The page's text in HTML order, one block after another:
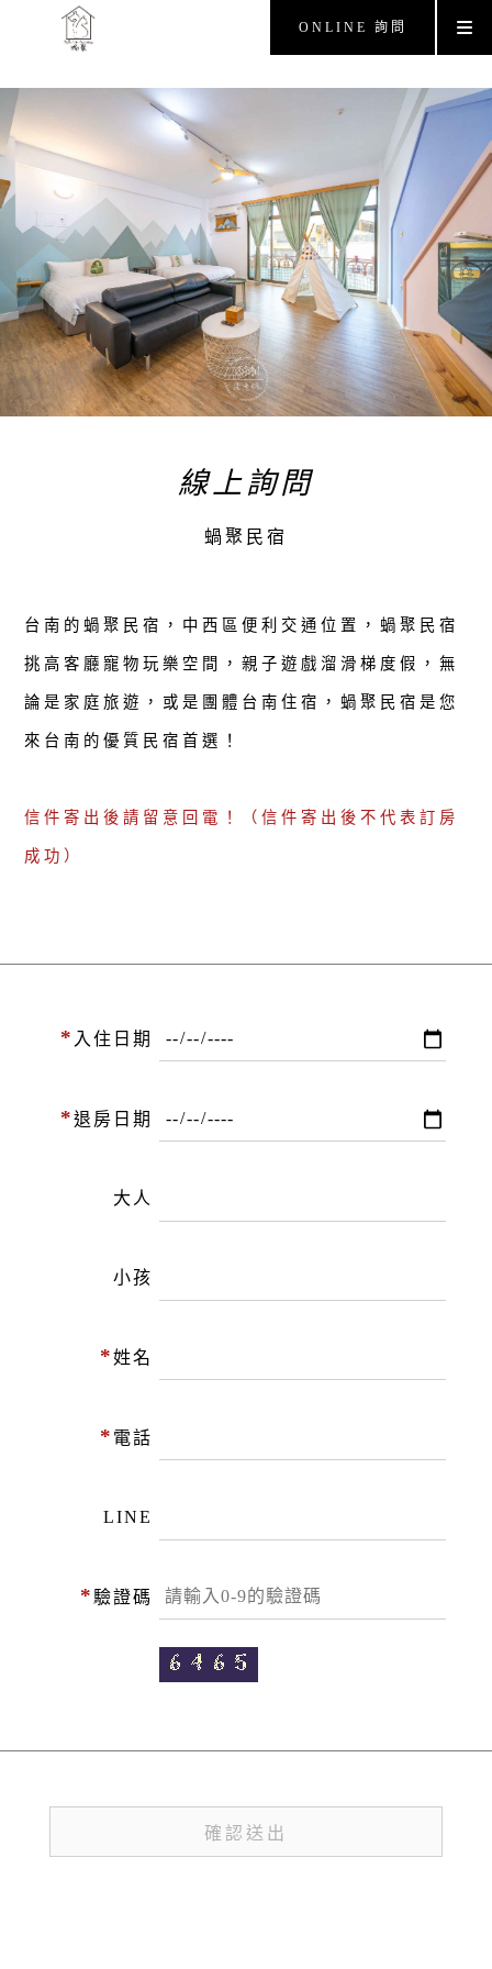
ONLINE 詢問
線上詢問
蝸聚民宿
台南的蝸聚民宿，中西區便利交通位置，蝸聚民宿
挑高客廳寵物玩樂空間，親子遊戲溜滑梯度假，無
論是家庭旅遊，或是團體台南住宿，蝸聚民宿是您
來台南的優質民宿首選！
信件寄出後請留意回電！（信件寄出後不代表訂房
成功）
* 入住日期
*退房日期
大人
小孩
*姓名
* 電話
LINE
* 驗證碼